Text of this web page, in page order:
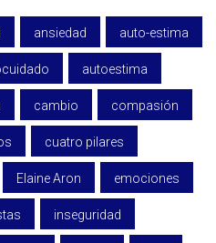
ansiedad auto-estima
autoestima
cambio compasión
cuatro pilares
Elaine Aron emociones
inseguridad